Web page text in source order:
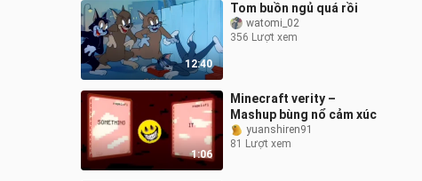
12:40
Tom buồn ngủ quá rồi
watomi_02
356 Lượt xem
1:06
Minecraft verity –
Mashup bùng nổ cảm xúc
yuanshiren91
81 Lượt xem